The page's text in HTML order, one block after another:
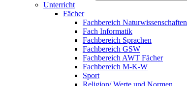
Unterricht
Fächer
Fachbereich Naturwissenschaften
Fach Informatik
Fachbereich Sprachen
Fachbereich GSW
Fachbereich AWT Fächer
Fachbereich M-K-W
Sport